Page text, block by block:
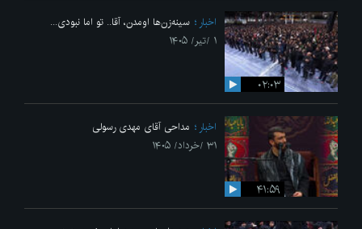
۰۲:۰۳
اخبار
سینه‌زن‌ها اومدن،‌ آقا.. تو اما نبودی...
۱ /تیر/ ۱۴۰۵
۴۱:۵۹
اخبار
مداحی آقای مهدی رسولی
۳۱ /خرداد/ ۱۴۰۵